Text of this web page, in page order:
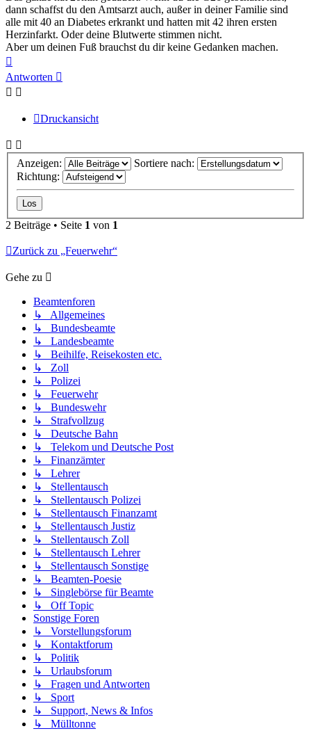
dann schaffst du den Amtsarzt auch, außer in deiner Familie sind
alle mit 40 an Diabetes erkrankt und hatten mit 42 ihren ersten
Herzinfarkt. Oder deine Blutwerte stimmen nicht.
Aber um deinen Fuß brauchst du dir keine Gedanken machen.
oben
Antworten
Druckansicht
Anzeigen:
Sortiere nach:
Richtung:
2 Beiträge • Seite 1 von 1
Zurück zu „Feuerwehr“
Gehe zu
Beamtenforen
↳ Allgemeines
↳ Bundesbeamte
↳ Landesbeamte
↳ Beihilfe, Reisekosten etc.
↳ Zoll
↳ Polizei
↳ Feuerwehr
↳ Bundeswehr
↳ Strafvollzug
↳ Deutsche Bahn
↳ Telekom und Deutsche Post
↳ Finanzämter
↳ Lehrer
↳ Stellentausch
↳ Stellentausch Polizei
↳ Stellentausch Finanzamt
↳ Stellentausch Justiz
↳ Stellentausch Zoll
↳ Stellentausch Lehrer
↳ Stellentausch Sonstige
↳ Beamten-Poesie
↳ Singlebörse für Beamte
↳ Off Topic
Sonstige Foren
↳ Vorstellungsforum
↳ Kontaktforum
↳ Politik
↳ Urlaubsforum
↳ Fragen und Antworten
↳ Sport
↳ Support, News & Infos
↳ Mülltonne